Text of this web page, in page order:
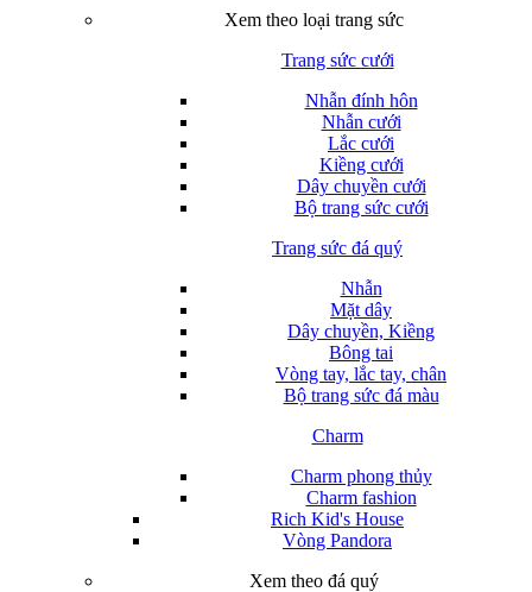
Xem theo loại trang sức
Trang sức cưới
Nhẫn đính hôn
Nhẫn cưới
Lắc cưới
Kiềng cưới
Dây chuyền cưới
Bộ trang sức cưới
Trang sức đá quý
Nhẫn
Mặt dây
Dây chuyền, Kiềng
Bông tai
Vòng tay, lắc tay, chân
Bộ trang sức đá màu
Charm
Charm phong thủy
Charm fashion
Rich Kid's House
Vòng Pandora
Xem theo đá quý